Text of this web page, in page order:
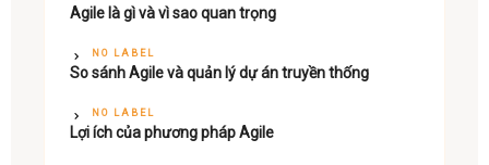
Agile là gì và vì sao quan trọng
NO LABEL
So sánh Agile và quản lý dự án truyền thống
NO LABEL
Lợi ích của phương pháp Agile